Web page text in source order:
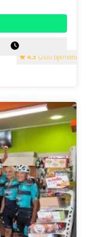
4.3 (200 opinioni)